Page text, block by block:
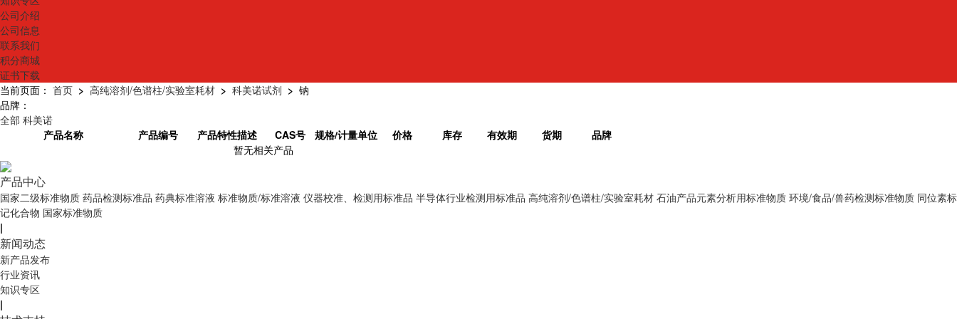
公司介绍
公司信息
联系我们
积分商城
证书下载
当前页面： 首页 > 高纯溶剂/色谱柱/实验室耗材 > 科美诺试剂 > 钠
品牌：
全部 科美诺
产品名称
产品编号 产品特性描述 CAS号 规格/计量单位 价格 库存 有效期 货期
品牌
暂无相关产品
产品中心
国家二级标准物质 药品检测标准品 药典标准溶液 标准物质/标准溶液 仪器校准、检测用标准品 半导体行业检测用标准品 高纯溶剂/色谱柱/实验室耗材 石油产品元素分析用标准物质 环境/食品/兽药检测标准物质 同位素标
记化合物 国家标准物质
|
新闻动态
新产品发布
行业资讯
知识专区
|